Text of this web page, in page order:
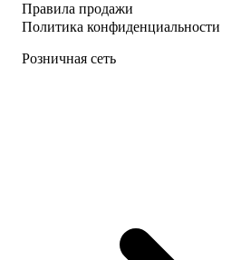
Правила продажи
Политика конфиденциальности
Розничная сеть